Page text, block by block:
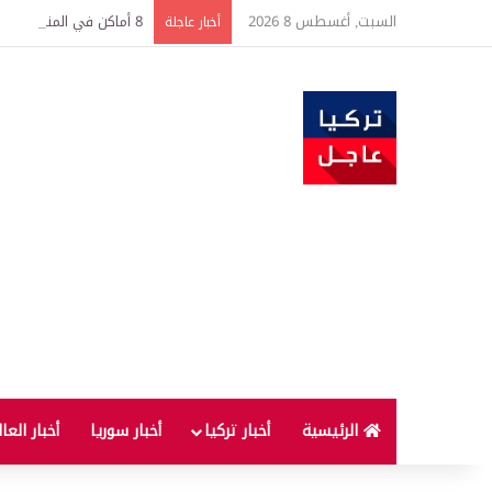
السبت, أغسطس 8 2026 أخبار عاجلة 8 أماكن في المنزل ليست آمنة لحفظ النقود
الرئيسية أخبار تركيا أخبار سوريا أخبار